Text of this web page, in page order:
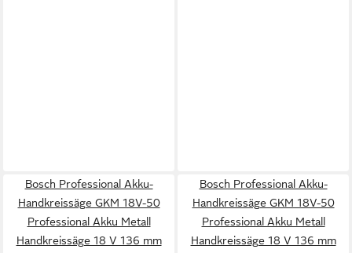
Bosch Professional Akku-
Handkreissäge GKM 18V-50
Professional Akku Metall
Handkreissäge 18 V 136 mm
Bosch Professional Akku-
Handkreissäge GKM 18V-50
Professional Akku Metall
Handkreissäge 18 V 136 mm